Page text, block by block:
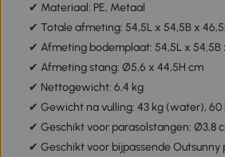
✔ Materiaal: PE, Metaal
✔ Totale afmeting: 54,5L x 54,5B x
✔ Afmeting bodemplaat: 54,5L x 54,5B
✔ Afmeting stang: Ø5,6 x 44,5H cm
✔ Nettogewicht: 6,4 kg
✔ Gewicht na vulling: 43 kg (water), 60
✔ Geschikt voor parasolstangen: Ø3,8
✔ Geschikt voor bijpassende Outsunny